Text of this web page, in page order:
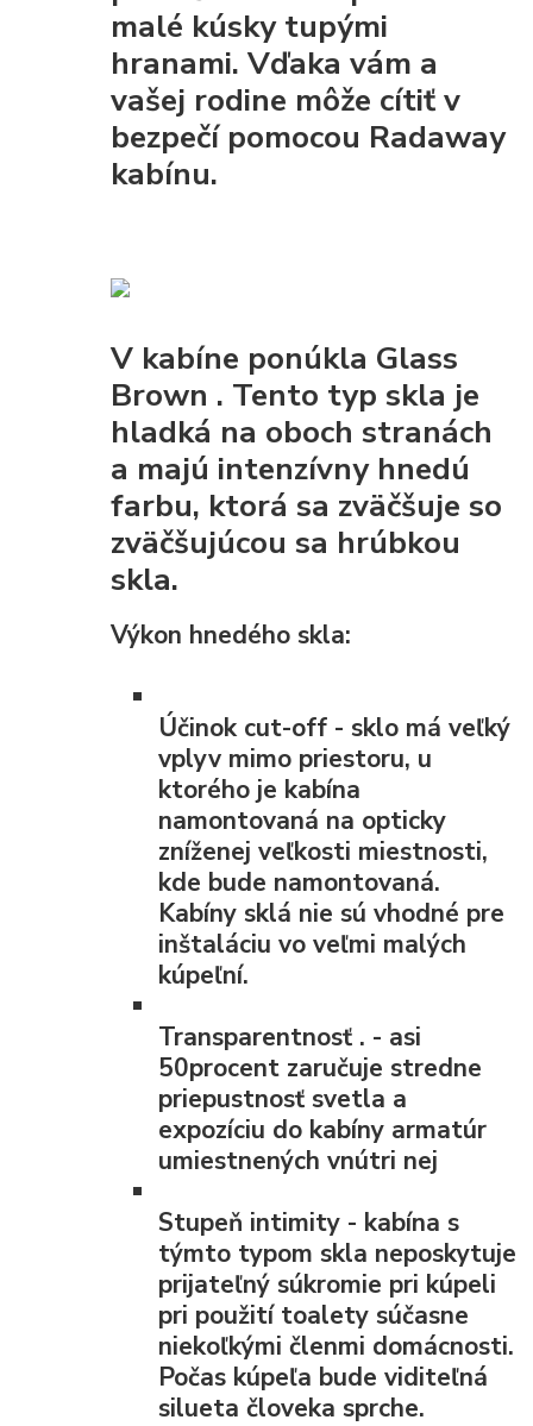
malé kúsky tupými
hranami. Vďaka vám a
vašej rodine môže cítiť v
bezpečí pomocou Radaway
kabínu.
V kabíne ponúkla Glass
Brown . Tento typ skla je
hladká na oboch stranách
a majú intenzívny hnedú
farbu, ktorá sa zväčšuje so
zväčšujúcou sa hrúbkou
skla.
Výkon hnedého skla:
Účinok cut-off - sklo má veľký
vplyv mimo priestoru, u
ktorého je kabína
namontovaná na opticky
zníženej veľkosti miestnosti,
kde bude namontovaná.
Kabíny sklá nie sú vhodné pre
inštaláciu vo veľmi malých
kúpeľní.
Transparentnosť . - asi
50procent zaručuje stredne
priepustnosť svetla a
expozíciu do kabíny armatúr
umiestnených vnútri nej
Stupeň intimity - kabína s
týmto typom skla neposkytuje
prijateľný súkromie pri kúpeli
pri použití toalety súčasne
niekoľkými členmi domácnosti.
Počas kúpeľa bude viditeľná
silueta človeka sprche.